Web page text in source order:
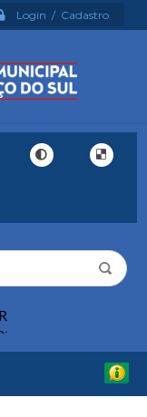
Login / Cadastro